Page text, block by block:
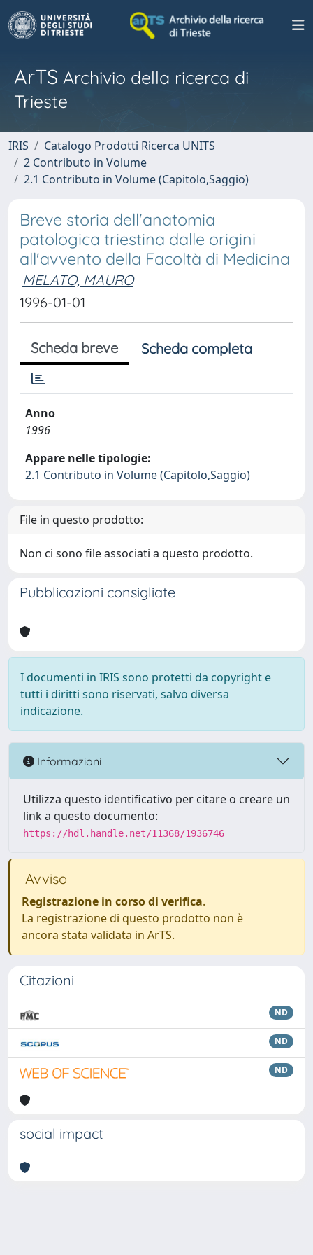
ArTS Archivio della ricerca di
Trieste
IRIS
Catalogo Prodotti Ricerca UNITS
2 Contributo in Volume
2.1 Contributo in Volume (Capitolo,Saggio)
Breve storia dell'anatomia
patologica triestina dalle origini
all'avvento della Facoltà di Medicina
MELATO, MAURO
1996-01-01
Scheda breve Scheda completa
Anno
1996
Appare nelle tipologie:
2.1 Contributo in Volume (Capitolo,Saggio)
File in questo prodotto:
Non ci sono file associati a questo prodotto.
Pubblicazioni consigliate
I documenti in IRIS sono protetti da copyright e
tutti i diritti sono riservati, salvo diversa
indicazione.
Informazioni
Utilizza questo identificativo per citare o creare un
link a questo documento:
https://hdl.handle.net/11368/1936746
Avviso
Registrazione in corso di verifica.
La registrazione di questo prodotto non è
ancora stata validata in ArTS.
Citazioni
ND
ND
ND
social impact